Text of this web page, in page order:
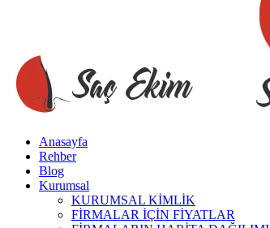
Anasayfa
Rehber
Blog
Kurumsal
KURUMSAL KİMLİK
FİRMALAR İÇİN FİYATLAR